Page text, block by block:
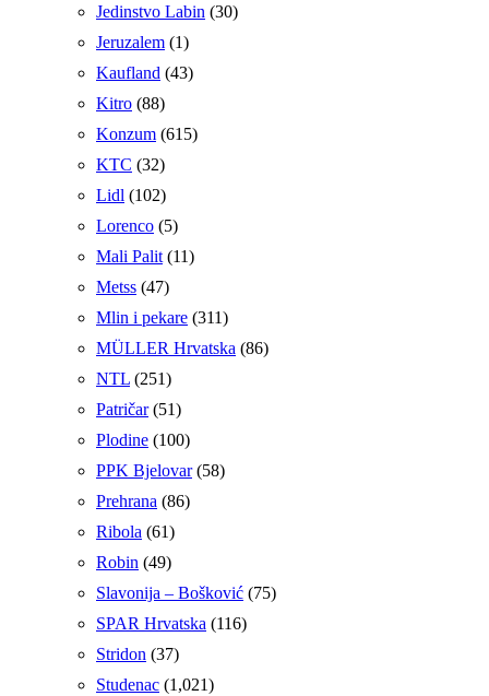
Jedinstvo Labin (30)
Jeruzalem (1)
Kaufland (43)
Kitro (88)
Konzum (615)
KTC (32)
Lidl (102)
Lorenco (5)
Mali Palit (11)
Metss (47)
Mlin i pekare (311)
MÜLLER Hrvatska (86)
NTL (251)
Patričar(51)
Plodine (100)
PPK Bjelovar(58)
Prehrana (86)
Ribola (61)
Robin (49)
Slavonija – Bošković (75)
SPAR Hrvatska (116)
Stridon (37)
Studenac (1,021)